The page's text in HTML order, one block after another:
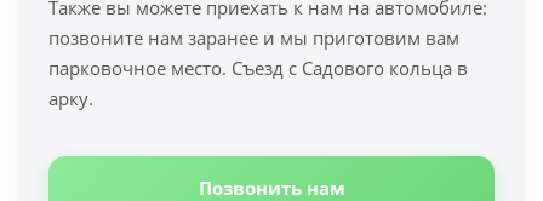
Также вы можете приехать к нам на автомобиле:
позвоните нам заранее и мы приготовим вам
парковочное место. Съезд с Садового кольца в
арку.
Позвонить нам